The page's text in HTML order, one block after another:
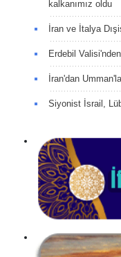
kalkanımız oldu
İran ve İtalya
Erdebil
İran'dan
Siyonist İsrail,